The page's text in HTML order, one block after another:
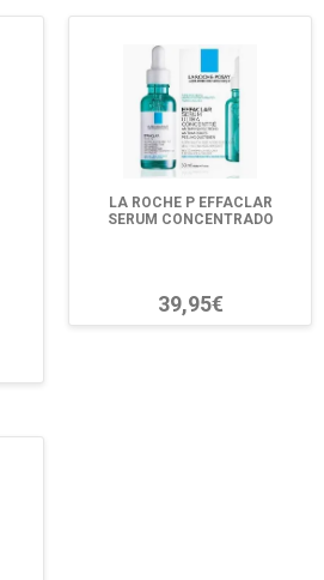
LA ROCHE P EFFACLAR
SERUM CONCENTRADO
39,95€